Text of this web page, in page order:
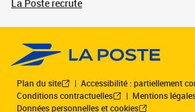
La Poste recrute
Plan du site
Accessibilité : partiellement
Conditions contractuelles
Mentions
Données personnelles et cookies